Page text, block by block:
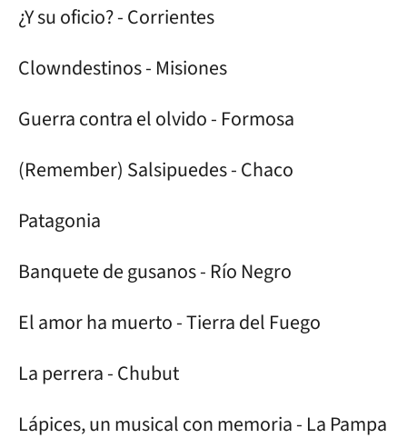
¿Y su oficio? - Corrientes
Clowndestinos - Misiones
Guerra contra el olvido - Formosa
(Remember) Salsipuedes - Chaco
Patagonia
Banquete de gusanos - Río Negro
El amor ha muerto - Tierra del Fuego
La perrera - Chubut
Lápices, un musical con memoria - La Pampa